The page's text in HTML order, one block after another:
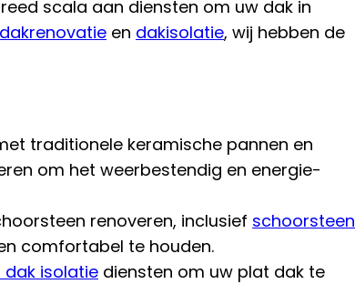
scala aan diensten om uw dak in
dakrenovatie en dakisolatie, wij hebben de
traditionele keramische pannen en
om het weerbestendig en energie-
renoveren, inclusief schoorsteen
comfortabel te houden.
dak isolatie diensten om uw plat dak te